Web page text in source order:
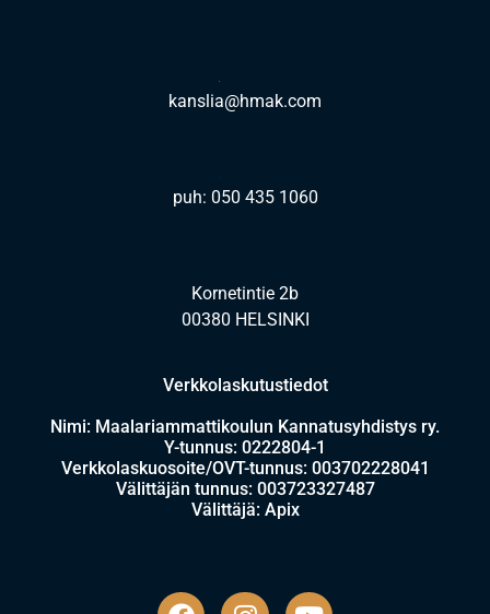
kanslia@hmak.com
puh: 050 435 1060
Kornetintie 2b
00380 HELSINKI
Verkkolaskutustiedot
Nimi: Maalariammattikoulun Kannatusyhdistys ry.
Y-tunnus: 0222804-1
Verkkolaskuosoite/OVT-tunnus: 003702228041
Välittäjän tunnus: 003723327487
Välittäjä: Apix